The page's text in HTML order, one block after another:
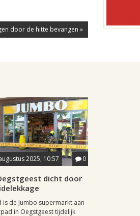
door de hitte bevangen »
2025, 10:57 0
dicht door
is de Jumbo supermarkt aan
in Oegstgeest tijdelijk